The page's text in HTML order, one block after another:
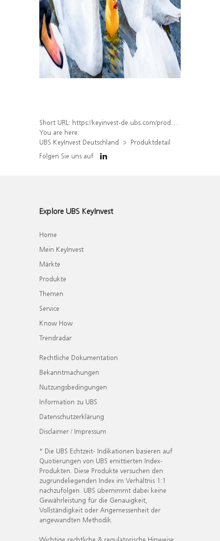
Short URL: https://keyinvest-de.ubs.com/produkt/detail/index/isin/DE000WA5J7B7
You are here:
UBS KeyInvest Deutschland
Produktdetail
Folgen Sie uns auf
Explore UBS KeyInvest
Home
Mein KeyInvest
Märkte
Produkte
Themen
Service
Know How
Trendradar
Rechtliche Dokumentation
Bekanntmachungen
Nutzungsbedingungen
Information zu UBS
Datenschutzerklärung
Disclaimer / Impressum
* Die UBS Echtzeit- Indikationen basieren auf
Quotierungen von UBS emittierten Index-
Produkten. Diese Produkte versuchen den
zugrundeliegenden Index im Verhältnis 1:1
nachzufolgen. UBS übernimmt dabei keine
Gewährleistung für die Genauigkeit,
Vollständigkeit oder Angemessenheit der
angewandten Methodik.